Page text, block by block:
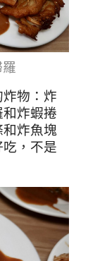
炸物：炸
炸蝦捲
炸魚塊
，不是